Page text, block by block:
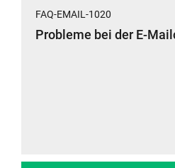
FAQ-EMAIL-1020
Probleme bei der E-